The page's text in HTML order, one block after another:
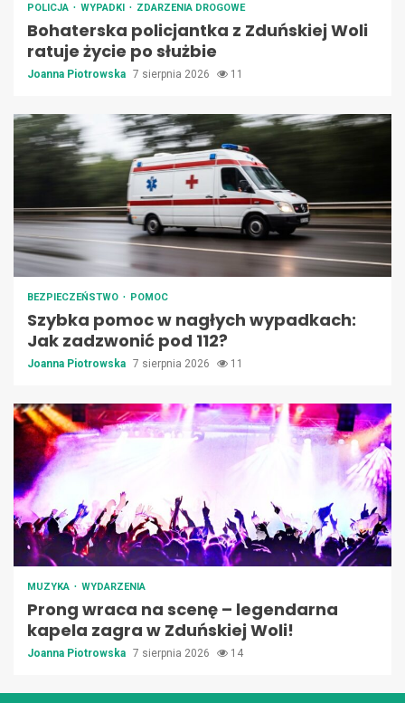
POLICJA WYPADKI ZDARZENIA DROGOWE
Bohaterska policjantka z Zduńskiej Woli
ratuje życie po służbie
Joanna Piotrowska 7 sierpnia 2026 11
BEZPIECZEŃSTWO POMOC
Szybka pomoc w nagłych wypadkach:
Jak zadzwonić pod 112?
Joanna Piotrowska 7 sierpnia 2026 11
MUZYKA WYDARZENIA
Prong wraca na scenę – legendarna
kapela zagra w Zduńskiej Woli!
Joanna Piotrowska 7 sierpnia 2026 14